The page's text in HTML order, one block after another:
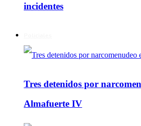
incidentes
Tres detenidos por
Almafuerte IV